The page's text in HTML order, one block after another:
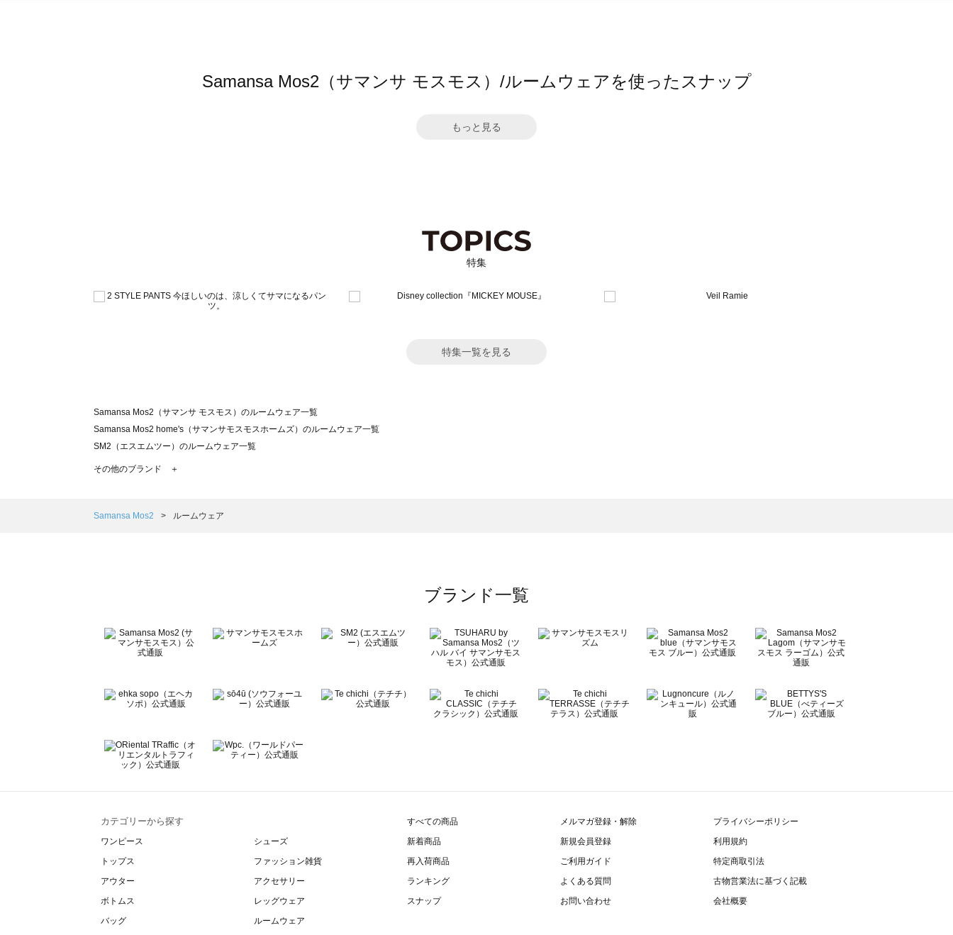
Samansa Mos2（サマンサ モスモス）/ルームウェアを使ったスナップ
もっと見る
特集
特集一覧を見る
Samansa Mos2（サマンサ モスモス）のルームウェア一覧
Samansa Mos2 home's（サマンサモスモスホームズ）のルームウェア一覧
SM2（エスエムツー）のルームウェア一覧
TSUHARU by Samansa Mos2（ツハルバイサマンサモスモス）のルームウェア一覧
Samansa Mos2 Lagom（サマンサモスモス ラーゴム）のルームウェア一覧
BETTY'S BLUE（べティーズブルー）のルームウェア一覧
Wpc.（ワールドパーティー）のルームウェア一覧
その他のブランド ＋
Samansa Mos2 ルームウェア
ブランド一覧
カテゴリーから探す
ワンピース
トップス
アウター
ボトムス
バッグ
シューズ
ファッション雑貨
アクセサリー
レッグウェア
ルームウェア
すべての商品
新着商品
再入荷商品
ランキング
スナップ
メルマガ登録・解除
新規会員登録
ご利用ガイド
よくある質問
お問い合わせ
プライバシーポリシー
利用規約
特定商取引法
古物営業法に基づく記載
会社概要